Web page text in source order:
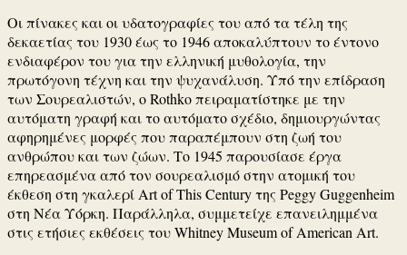
Οι πίνακες και οι υδατογραφίες του από τα τέλη της
δεκαετίας του 1930 έως το 1946 αποκαλύπτουν το έντονο
ενδιαφέρον του για την ελληνική μυθολογία, την
πρωτόγονη τέχνη και την ψυχανάλυση. Υπό την επίδραση
των Σουρεαλιστών, ο Rothko πειραματίστηκε με την
αυτόματη γραφή και το αυτόματο σχέδιο, δημιουργώντας
αφηρημένες μορφές που παραπέμπουν στη ζωή του
ανθρώπου και των ζώων. Το 1945 παρουσίασε έργα
επηρεασμένα από τον σουρεαλισμό στην ατομική του
έκθεση στη γκαλερί Art of This Century της Peggy Guggenheim
στη Νέα Υόρκη. Παράλληλα, συμμετείχε επανειλημμένα
στις ετήσιες εκθέσεις του Whitney Museum of American Art.